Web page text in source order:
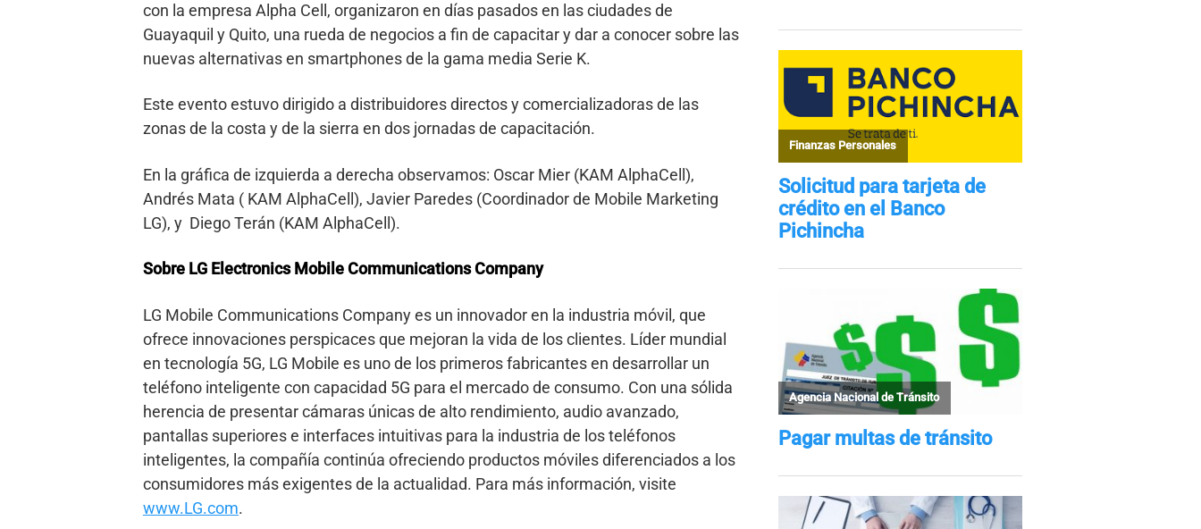
con la empresa Alpha Cell, organizaron en días pasados en las ciudades de
Guayaquil y Quito, una rueda de negocios a fin de capacitar y dar a conocer sobre las
nuevas alternativas en smartphones de la gama media Serie K.
Este evento estuvo dirigido a distribuidores directos y comercializadoras de las
zonas de la costa y de la sierra en dos jornadas de capacitación.
En la gráfica de izquierda a derecha observamos: Oscar Mier (KAM AlphaCell),
Andrés Mata ( KAM AlphaCell), Javier Paredes (Coordinador de Mobile Marketing
LG), y Diego Terán (KAM AlphaCell).
Sobre LG Electronics Mobile Communications Company
LG Mobile Communications Company es un innovador en la industria móvil, que
ofrece innovaciones perspicaces que mejoran la vida de los clientes. Líder mundial
en tecnología 5G, LG Mobile es uno de los primeros fabricantes en desarrollar un
teléfono inteligente con capacidad 5G para el mercado de consumo. Con una sólida
herencia de presentar cámaras únicas de alto rendimiento, audio avanzado,
pantallas superiores e interfaces intuitivas para la industria de los teléfonos
inteligentes, la compañía continúa ofreciendo productos móviles diferenciados a los
consumidores más exigentes de la actualidad. Para más información, visite
www.LG.com.